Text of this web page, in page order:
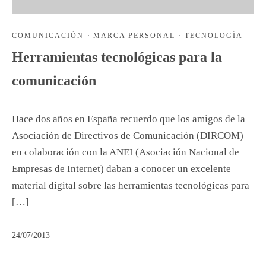
COMUNICACIÓN · MARCA PERSONAL · TECNOLOGÍA
Herramientas tecnológicas para la
comunicación
Hace dos años en España recuerdo que los amigos de la
Asociación de Directivos de Comunicación (DIRCOM)
en colaboración con la ANEI (Asociación Nacional de
Empresas de Internet) daban a conocer un excelente
material digital sobre las herramientas tecnológicas para
[…]
24/07/2013